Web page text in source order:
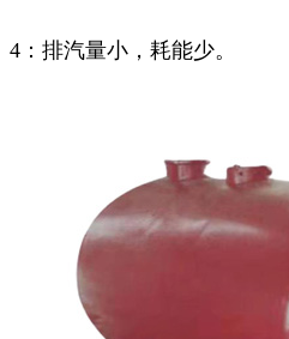
4：排汽量小，耗能少。